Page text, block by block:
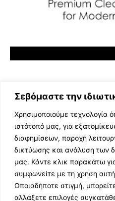
Σεβόμαστε την
Χρησιμοποιούμε τεχνολογία
ιστότοπό μας, για
διαφημίσεων, παροχή
δικτύωσης και ανάλυση των
μας. Κάντε κλικ παρακάτω
συμφωνείτε με τη χρήση
Οποιαδήποτε στιγμή,
αλλάξετε επιλογές
ΕΛΛΗΝΙΚΗ ΜΟΥΣΙΚΗ
TV SHOWS
EVENTS
ΘΕΑΤΡΟ